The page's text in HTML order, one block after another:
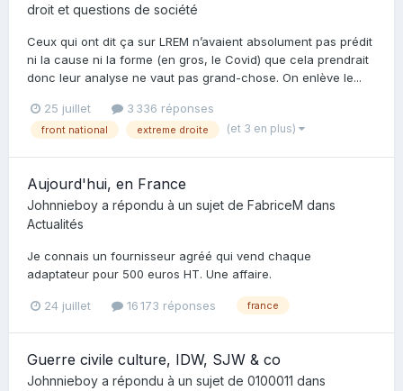
droit et questions de société
Ceux qui ont dit ça sur LREM n’avaient absolument pas prédit
ni la cause ni la forme (en gros, le Covid) que cela prendrait
donc leur analyse ne vaut pas grand-chose. On enlève le...
25 juillet 3 336 réponses
front national extreme droite (et 3 en plus)
Aujourd'hui, en France
Johnnieboy a répondu à un sujet de FabriceM dans
Actualités
Je connais un fournisseur agréé qui vend chaque
adaptateur pour 500 euros HT. Une affaire.
24 juillet 16 173 réponses france
Guerre civile culture, IDW, SJW & co
Johnnieboy a répondu à un sujet de 0100011 dans